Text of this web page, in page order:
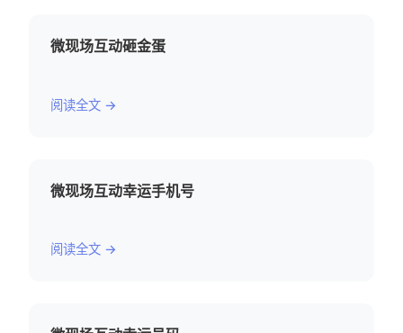
微现场互动砸金蛋
阅读全文 →
微现场互动幸运手机号
阅读全文 →